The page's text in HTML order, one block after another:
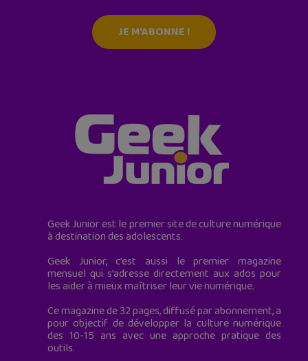
JE M'ABONNE !
Geek Junior est le premier site de culture numérique
à destination des adolescents.
Geek Junior, c’est aussi le premier magazine
mensuel qui s’adresse directement aux ados pour
les aider à mieux maîtriser leur vie numérique.
Ce magazine de 32 pages, diffusé par abonnement, a
pour objectif de développer la culture numérique
des 10-15 ans avec une approche pratique des
outils.